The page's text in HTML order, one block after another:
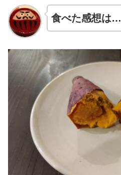
食べた感想は…